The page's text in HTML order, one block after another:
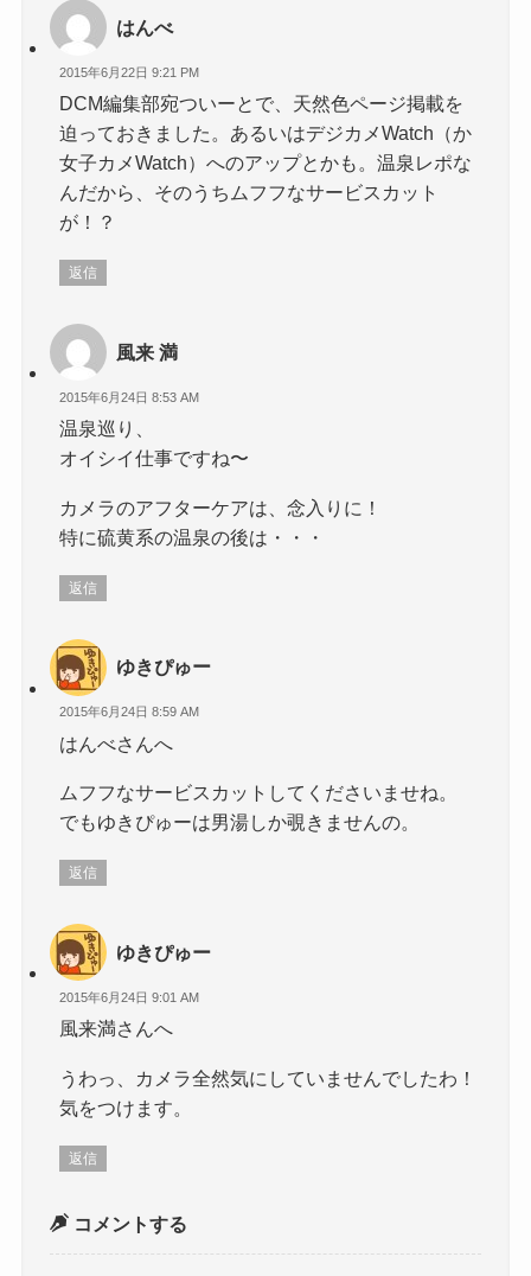
はんべ
2015年6月22日 9:21 PM
DCM編集部宛ついーとで、天然色ページ掲載を
迫っておきました。あるいはデジカメWatch（か
女子カメWatch）へのアップとかも。温泉レポな
んだから、そのうちムフフなサービスカット
が！？
返信
風来 満
2015年6月24日 8:53 AM
温泉巡り、
オイシイ仕事ですね〜
カメラのアフターケアは、念入りに！
特に硫黄系の温泉の後は・・・
返信
ゆきぴゅー
2015年6月24日 8:59 AM
はんべさんへ
ムフフなサービスカットしてくださいませね。
でもゆきぴゅーは男湯しか覗きませんの。
返信
ゆきぴゅー
2015年6月24日 9:01 AM
風来満さんへ
うわっ、カメラ全然気にしていませんでしたわ！
気をつけます。
返信
コメントする